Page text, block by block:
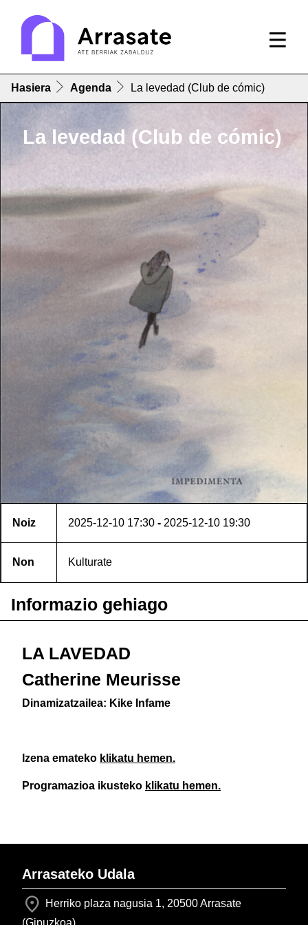
Hasiera Agenda La levedad (Club de cómic)
La levedad (Club de cómic)
Noiz 2025-12-10 17:30 - 2025-12-10 19:30
Non Kulturate
Informazio gehiago
LA LAVEDAD
Catherine Meurisse
Dinamizatzailea: Kike Infame
Izena emateko klikatu hemen.
Programazioa ikusteko klikatu hemen.
Arrasateko Udala
Herriko plaza nagusia 1, 20500 Arrasate
(Gipuzkoa)